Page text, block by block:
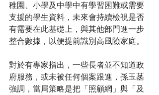
稚園、小學及中學中有學習困難或需要
支援的學生資料，未來會持續檢視是否
有需要在此基礎上，與其他部門進一步
整合數據，以便提前識別高風險家庭。
對於有專家指出，一些長者並不知道政
府服務，或未被任何個案跟進，孫玉菡
強調，當局策略是把「照顧網」與「及